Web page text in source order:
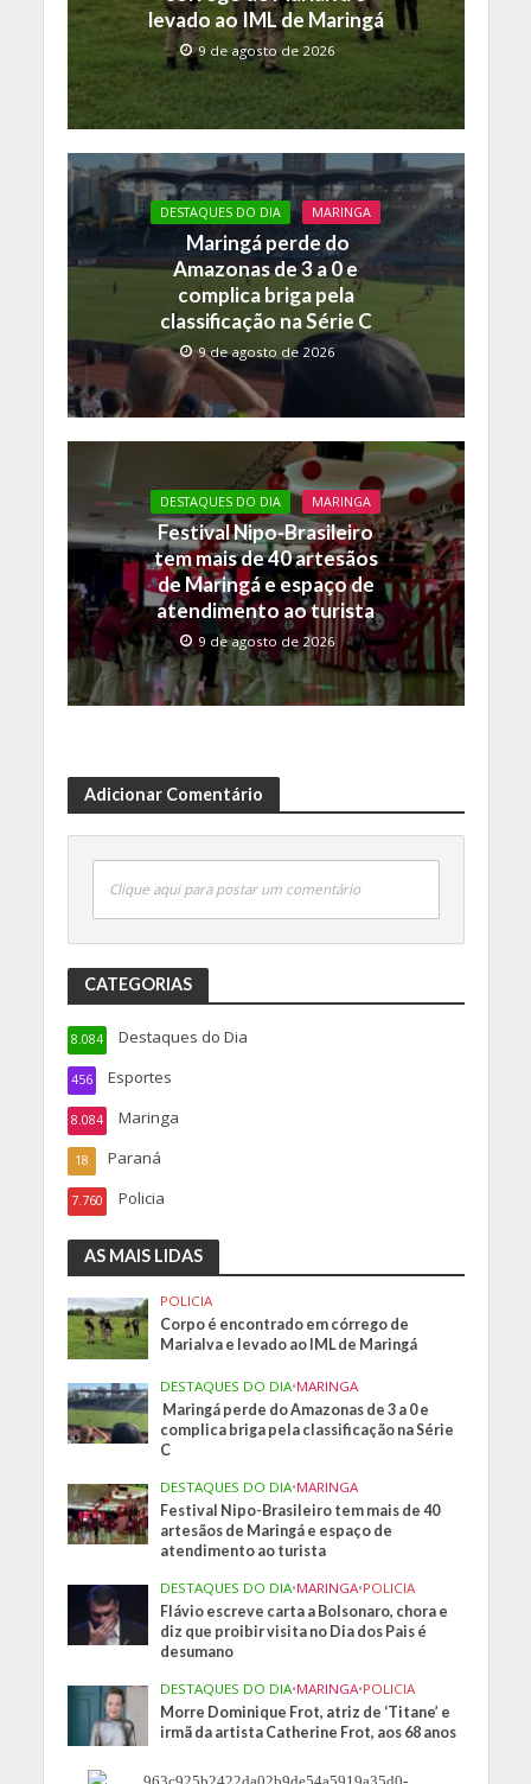
levado ao IML de Maringá
9 de agosto de 2026
DESTAQUES DO DIA MARINGA
Maringá perde do
Amazonas de 3 a 0 e
complica briga pela
classificação na Série C
9 de agosto de 2026
DESTAQUES DO DIA MARINGA
Festival Nipo-Brasileiro
tem mais de 40 artesãos
de Maringá e espaço de
atendimento ao turista
9 de agosto de 2026
Adicionar Comentário
Clique aqui para postar um comentário
CATEGORIAS
Destaques do Dia
8.084
Esportes
456
Maringa
8.084
Paraná
18
Policia
7.760
AS MAIS LIDAS
POLICIA
Corpo é encontrado em córrego de
Marialva e levado ao IML de Maringá
DESTAQUES DO DIA•MARINGA
Maringá perde do Amazonas de 3 a 0 e
complica briga pela classificação na Série
C
DESTAQUES DO DIA•MARINGA
Festival Nipo-Brasileiro tem mais de 40
artesãos de Maringá e espaço de
atendimento ao turista
DESTAQUES DO DIA•MARINGA•POLICIA
Flávio escreve carta a Bolsonaro, chora e
diz que proibir visita no Dia dos Pais é
desumano
DESTAQUES DO DIA•MARINGA•POLICIA
Morre Dominique Frot, atriz de ‘Titane’ e
irmã da artista Catherine Frot, aos 68 anos